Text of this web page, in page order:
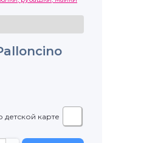
детской карте